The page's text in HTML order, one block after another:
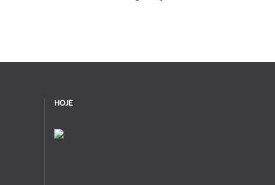
HOJE